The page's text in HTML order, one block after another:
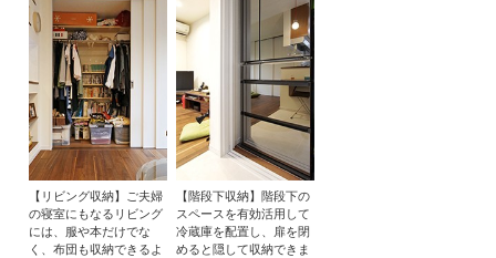
【リビング収納】ご夫婦
の寝室にもなるリビング
には、服や本だけでな
く、布団も収納できるよ
【階段下収納】階段下の
スペースを有効活用して
冷蔵庫を配置し、扉を閉
めると隠して収納できま